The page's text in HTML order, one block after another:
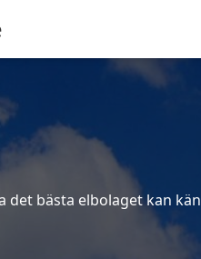
det bästa elbolaget kan